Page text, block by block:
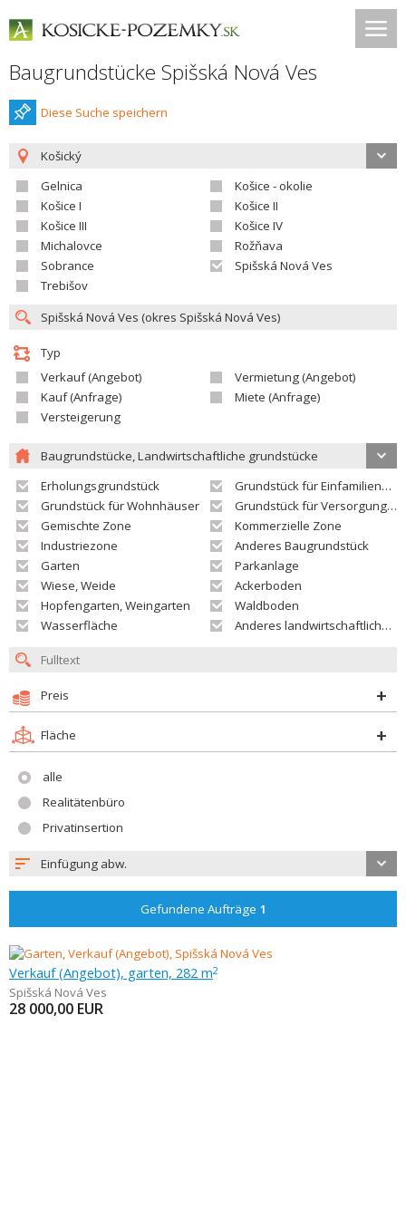
Baugrundstücke Spišská Nová Ves
Diese Suche speichern
Košický
Gelnica
Košice - okolie
Košice I
Košice II
Košice III
Košice IV
Michalovce
Rožňava
Sobrance
Spišská Nová Ves
Trebišov
Typ
Verkauf (Angebot)
Vermietung (Angebot)
Kauf (Anfrage)
Miete (Anfrage)
Versteigerung
Baugrundstücke, Landwirtschaftliche grundstücke
Erholungsgrundstück
Grundstück für Einfamilienhäuser
Grundstück für Wohnhäuser
Grundstück für Versorgungseinrichtungen
Gemischte Zone
Kommerzielle Zone
Industriezone
Anderes Baugrundstück
Garten
Parkanlage
Wiese, Weide
Ackerboden
Hopfengarten, Weingarten
Waldboden
Wasserfläche
Anderes landwirtschaftliches Grundstück
Preis
Fläche
alle
Realitätenbüro
Privatinsertion
Einfügung abw.
Gefundene Aufträge 1
Verkauf (Angebot), garten, 282 m2
Spišská Nová Ves
28 000,00 EUR